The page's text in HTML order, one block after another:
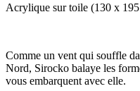
Acrylique sur toile (130 x
Comme un vent qui souffle
Nord, Sirocko balaye les
vous embarquent avec elle.